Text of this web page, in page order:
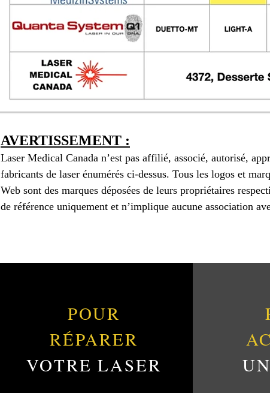
AVERTISSEMENT :
Laser Medical Canada n’est pas affilié, associé, autorisé,
fabricants de laser énumérés ci-dessus. Tous les logos et
Web sont des marques déposées de leurs propriétaires
de référence uniquement et n’implique aucune association
POUR
RÉPARER
VOTRE LASER